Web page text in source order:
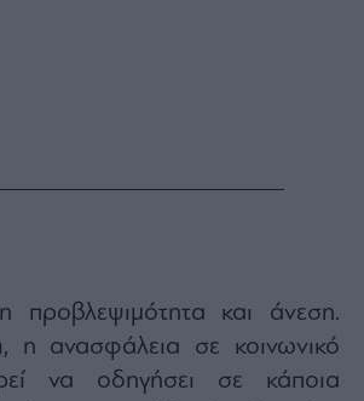
προβλεψιμότητα και άνεση.
η ανασφάλεια σε κοινωνικό
να οδηγήσει σε κάποια